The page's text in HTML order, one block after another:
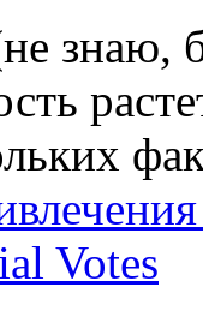
знаю,
Votes